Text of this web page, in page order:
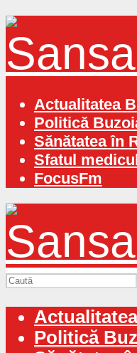
Actualitatea
Politică
Sănătatea în
Sfatul
FocusFm
Politică